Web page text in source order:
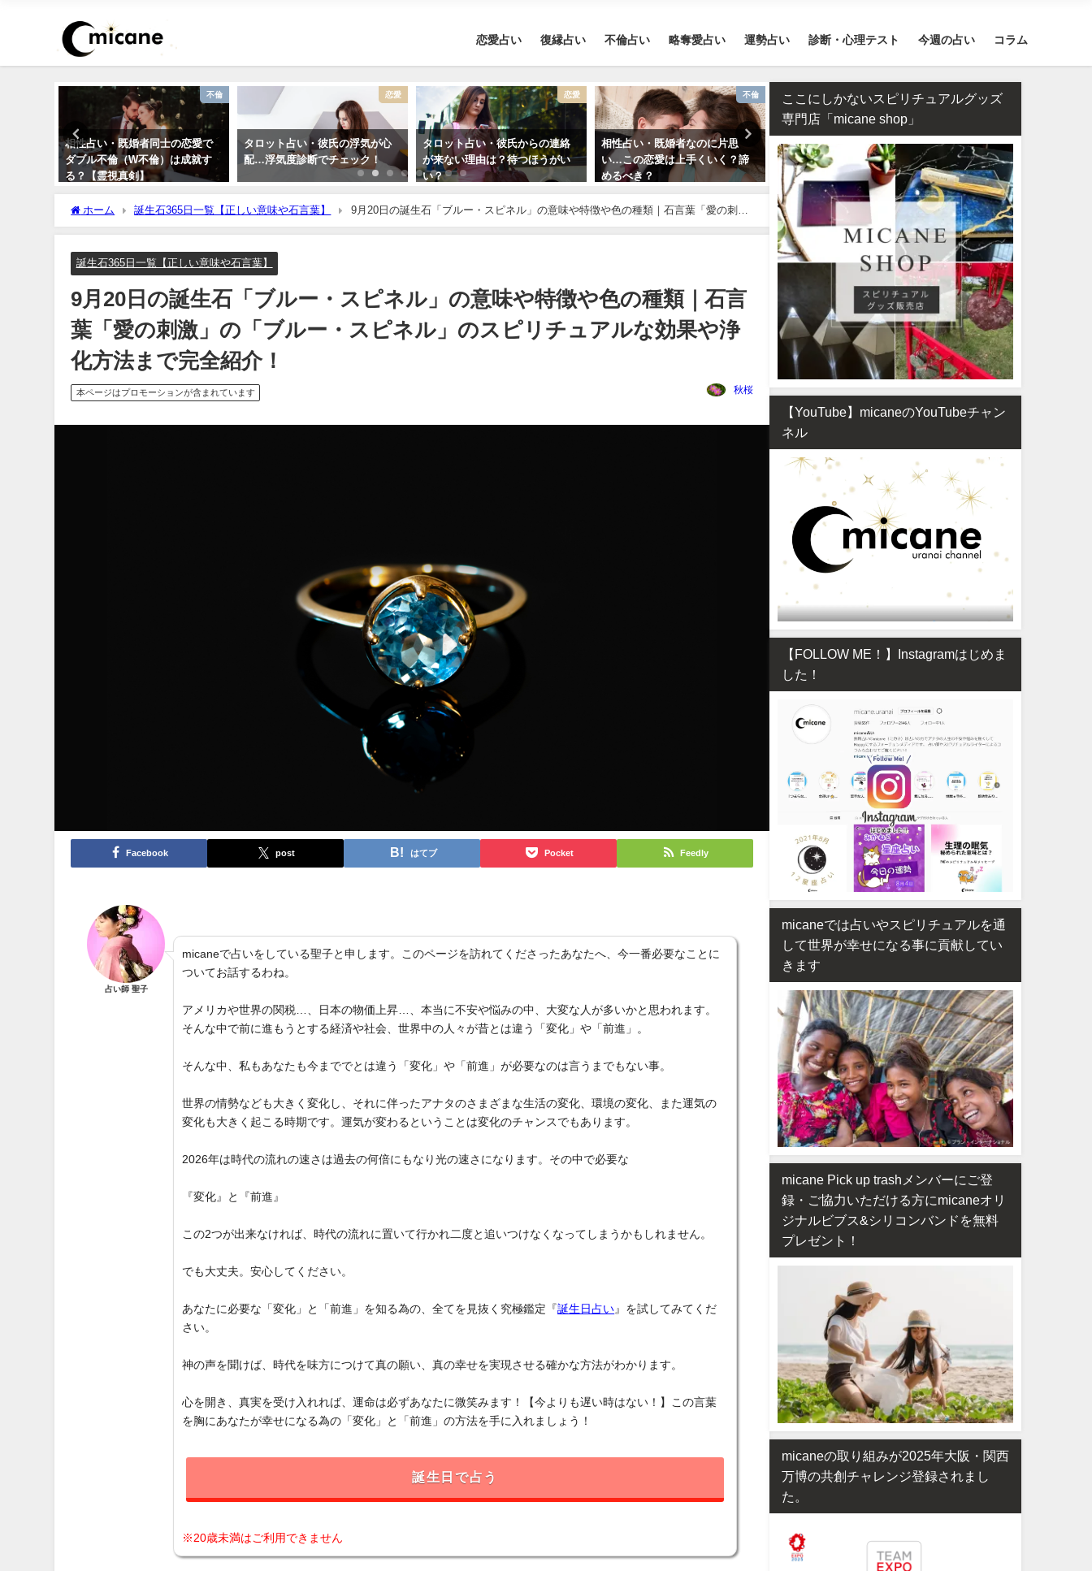
恋愛占い 復縁占い 不倫占い 略奪愛占い 運勢占い 診断・心理テスト 今週の占い コラム
不倫
相性占い・既婚者同士の恋愛で
ダブル不倫（W不倫）は成就す
る？【霊視真剣】
恋愛
タロット占い・彼氏の浮気が心
配…浮気度診断でチェック！
恋愛
タロット占い・彼氏からの連絡
が来ない理由は？待つほうがい
い？
不倫
相性占い・既婚者なのに片思
い…この恋愛は上手くいく？諦
めるべき？
四柱推命・日柱(干支）
四柱推命で占う2026年のあなた
の運勢【生年月日で無料鑑定】
2026年運勢ランキング！
誕生日を占いました！
ホーム 誕生石365日一覧【正しい意味や石言葉】
9月20日の誕生石「ブルー・スピネル」の意味や特徴や色の種類｜石言葉「愛の刺
激」の「ブルー・スピネル」のスピリチュアルな効果や浄化方法まで完全紹介！
誕生石365日一覧【正しい意味や石言葉】
9月20日の誕生石「ブルー・スピネル」の意味や特徴や色の種類｜石言
葉「愛の刺激」の「ブルー・スピネル」のスピリチュアルな効果や浄
化方法まで完全紹介！
本ページはプロモーションが含まれています 秋桜
Facebook post はてブ Pocket Feedly
占い師 聖子
micaneで占いをしている聖子と申します。このページを訪れてくださったあなたへ、今一番必要なことに
ついてお話するわね。
アメリカや世界の関税…、日本の物価上昇…、本当に不安や悩みの中、大変な人が多いかと思われます。
そんな中で前に進もうとする経済や社会、世界中の人々が昔とは違う「変化」や「前進」。
そんな中、私もあなたも今まででとは違う「変化」や「前進」が必要なのは言うまでもない事。
世界の情勢なども大きく変化し、それに伴ったアナタのさまざまな生活の変化、環境の変化、また運気の
変化も大きく起こる時期です。運気が変わるということは変化のチャンスでもあります。
2026年は時代の流れの速さは過去の何倍にもなり光の速さになります。その中で必要な
『変化』と『前進』
この2つが出来なければ、時代の流れに置いて行かれ二度と追いつけなくなってしまうかもしれません。
でも大丈夫。安心してください。
あなたに必要な「変化」と「前進」を知る為の、全てを見抜く究極鑑定『誕生日占い 』を試してみてくだ
さい。
神の声を聞けば、時代を味方につけて真の願い、真の幸せを実現させる確かな方法がわかります。
心を開き、真実を受け入れれば、運命は必ずあなたに微笑みます！【今よりも遅い時はない！】この言葉
を胸にあなたが幸せになる為の「変化」と「前進」の方法を手に入れましょう！
誕生日で占う
※20歳未満はご利用できません
ここにしかないスピリチュアルグッズ
専門店「micane shop」
【YouTube】micaneのYouTubeチャン
ネル
【FOLLOW ME！】Instagramはじめま
した！
micaneでは占いやスピリチュアルを通
して世界が幸せになる事に貢献してい
きます
micane Pick up trashメンバーにご登
録・ご協力いただける方にmicaneオリ
ジナルビブス&シリコンバンドを無料
プレゼント！
micaneの取り組みが2025年大阪・関西
万博の共創チャレンジ登録されまし
た。